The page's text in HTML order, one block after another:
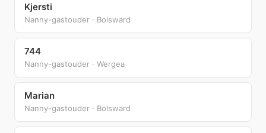
Kjersti
Nanny-gastouder · Bolsward
744
Nanny-gastouder · Wergea
Marian
Nanny-gastouder · Bolsward